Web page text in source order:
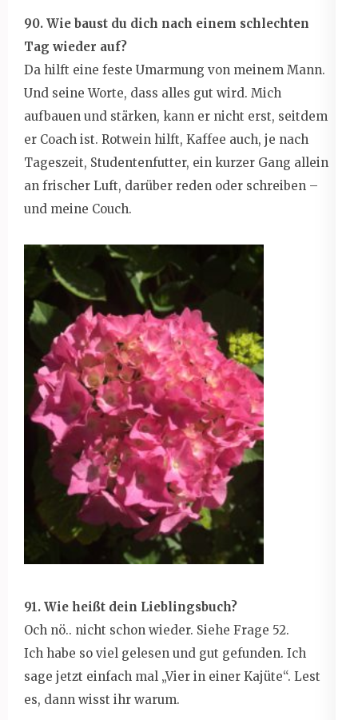
90. Wie baust du dich nach einem schlechten
Tag wieder auf?
Da hilft eine feste Umarmung von meinem Mann.
Und seine Worte, dass alles gut wird. Mich
aufbauen und stärken, kann er nicht erst, seitdem
er Coach ist. Rotwein hilft, Kaffee auch, je nach
Tageszeit, Studentenfutter, ein kurzer Gang allein
an frischer Luft, darüber reden oder schreiben –
und meine Couch.
91. Wie heißt dein Lieblingsbuch?
Och nö.. nicht schon wieder. Siehe Frage 52.
Ich habe so viel gelesen und gut gefunden. Ich
sage jetzt einfach mal „Vier in einer Kajüte“. Lest
es, dann wisst ihr warum.